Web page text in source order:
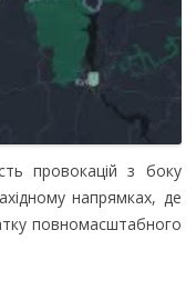
провокацій з боку
напрямках, де
повномасштабного